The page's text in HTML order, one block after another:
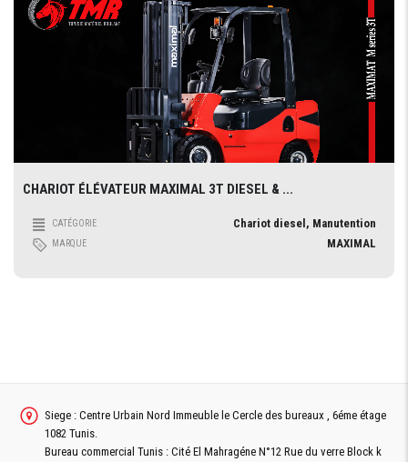
CHARIOT ÉLÉVATEUR MAXIMAL 3T DIESEL & ...
CATÉGORIE Chariot diesel, Manutention
MARQUE MAXIMAL
Siege : Centre Urbain Nord Immeuble le Cercle des bureaux , 6éme étage
1082 Tunis.
Bureau commercial Tunis : Cité El Mahragéne N°12 Rue du verre Block k